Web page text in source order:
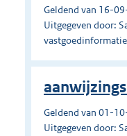
Geldend van 16-
Uitgegeven door:
Geldend van 01-
Uitgegeven door: